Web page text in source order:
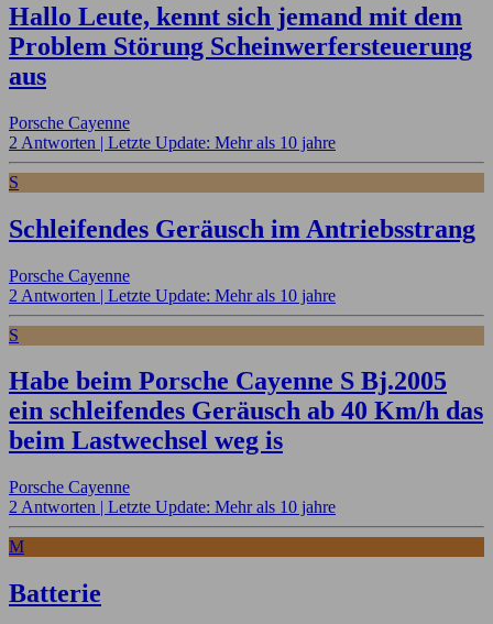
Hallo Leute, kennt sich jemand mit dem
Problem Störung Scheinwerfersteuerung
aus
Porsche Cayenne
2 Antworten | Letzte Update: Mehr als 10 jahre
S
Schleifendes Geräusch im Antriebsstrang
Porsche Cayenne
2 Antworten | Letzte Update: Mehr als 10 jahre
S
Habe beim Porsche Cayenne S Bj.2005
ein schleifendes Geräusch ab 40 Km/h das
beim Lastwechsel weg is
Porsche Cayenne
2 Antworten | Letzte Update: Mehr als 10 jahre
M
Batterie